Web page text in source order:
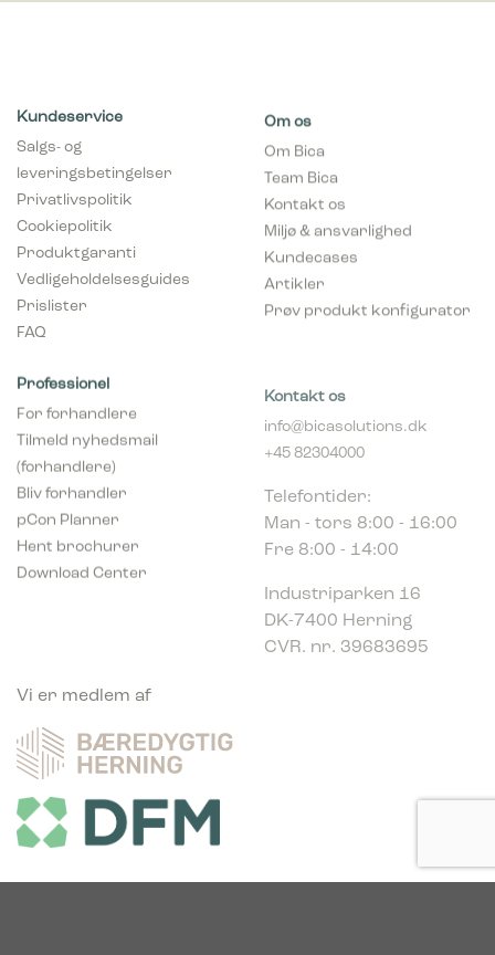
Kundeservice
Salgs- og
leveringsbetingelser
Privatlivspolitik
Cookiepolitik
Produktgaranti
Vedligeholdelsesguides
Prislister
FAQ
Om os
Om Bica
Team Bica
Kontakt os
Miljø & ansvarlighed
Kundecases
Artikler
Prøv produkt konfigurator
Professionel
For forhandlere
Tilmeld nyhedsmail
(forhandlere)
Bliv forhandler
pCon Planner
Hent brochurer
Download Center
+45 82304000
Man - tors 8:00 - 16:00
Fre 8:00 - 14:00
DK-7400 Herning
CVR. nr. 39683695
Vi er medlem af